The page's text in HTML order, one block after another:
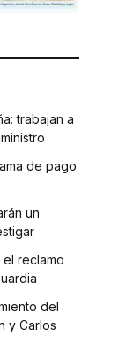
trabajan a
de pago
un
reclamo
del
y Carlos